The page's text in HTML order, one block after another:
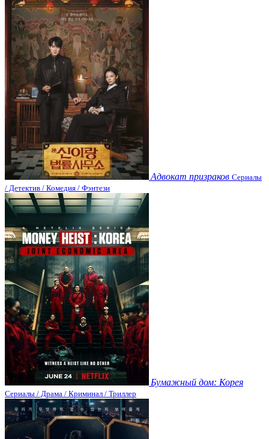
Адвокат призраков Сериалы
/ Детектив / Комедия / Фэнтези
Бумажный дом: Корея
Сериалы / Драма / Криминал / Триллер